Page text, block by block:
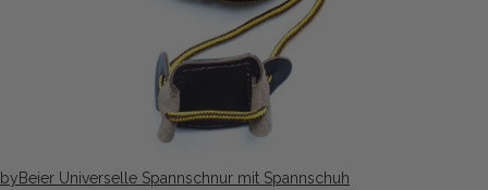
byBeier Universelle Spannschnur mit Spannschuh